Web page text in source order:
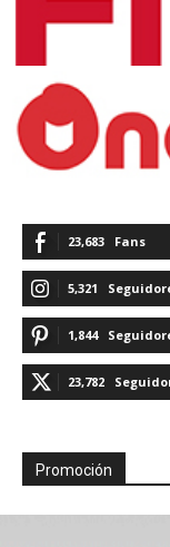
23,683 Fans
5,321
1,844
23,782
Promoción